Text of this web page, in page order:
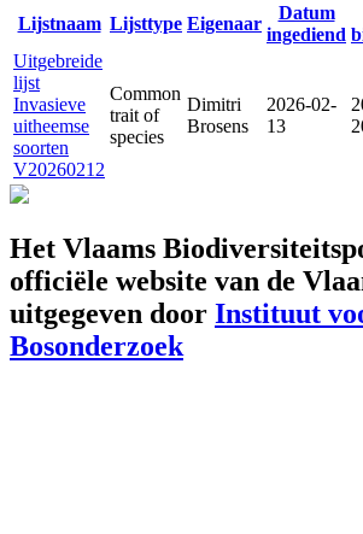
Lijstnaam Lijsttype Eigenaar
Datum
ingediend
Uitgebreide
lijst
Invasieve
uitheemse
soorten
V20260212
Common
trait of
species
Dimitri
Brosens
2026-02-
13
Het Vlaams
officiële website van de
uitgegeven door Instituut
Bosonderzoek